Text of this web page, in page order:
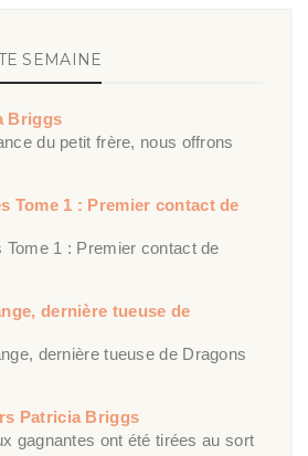
SEMAINE
Briggs
du petit frère, nous offrons
Tome 1 : Premier contact de
1 : Premier contact de
dernière tueuse de
dernière tueuse de Dragons
Patricia Briggs
gagnantes ont été tirées au sort